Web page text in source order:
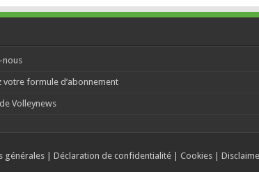
nous
votre formule d’abonnement
Volleynews
générales| Déclaration de confidentialité| Cookies|